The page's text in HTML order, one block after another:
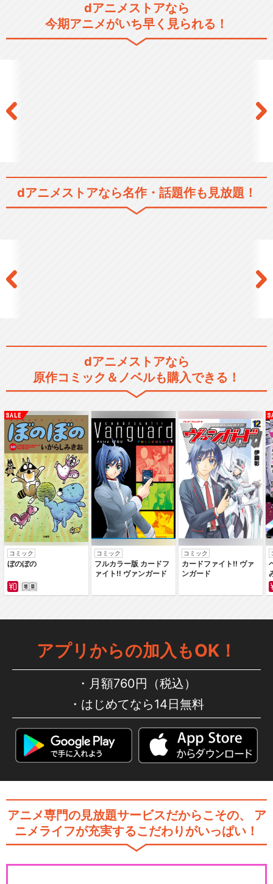
NG騎士ラムネ&40
ク時空 炎の大…
dアニメストアなら
今期アニメがいち早く見られる！
dアニメストアなら名作・話題作も見放題！
dアニメストアなら
原作コミック＆ノベルも購入できる！
コミック
ぼのぼの
コミック
フルカラー版 カードフ
ァイト‼ ヴァンガード
コミック
カードファイト‼ ヴァ
ンガード
アプリからの加入もOK！
月額760円（税込）
はじめてなら14日無料
アニメ専門の見放題サービスだからこその、
ア
ニメライフが充実するこだわりがいっぱい！